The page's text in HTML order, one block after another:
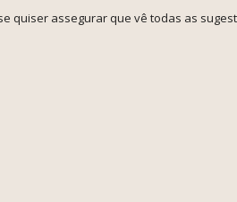
quiser assegurar que vê todas as